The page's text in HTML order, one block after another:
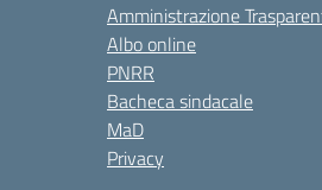
Amministrazione
Albo online
PNRR
Bacheca sindacale
MaD
Privacy